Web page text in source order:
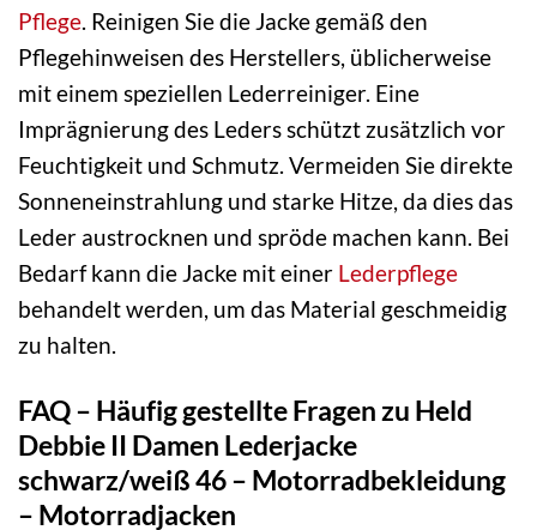
Pflege. Reinigen Sie die Jacke gemäß den
Pflegehinweisen des Herstellers, üblicherweise
mit einem speziellen Lederreiniger. Eine
Imprägnierung des Leders schützt zusätzlich vor
Feuchtigkeit und Schmutz. Vermeiden Sie direkte
Sonneneinstrahlung und starke Hitze, da dies das
Leder austrocknen und spröde machen kann. Bei
Bedarf kann die Jacke mit einer Lederpflege
behandelt werden, um das Material geschmeidig
zu halten.
FAQ – Häufig gestellte Fragen zu Held
Debbie II Damen Lederjacke
schwarz/weiß 46 – Motorradbekleidung
– Motorradjacken